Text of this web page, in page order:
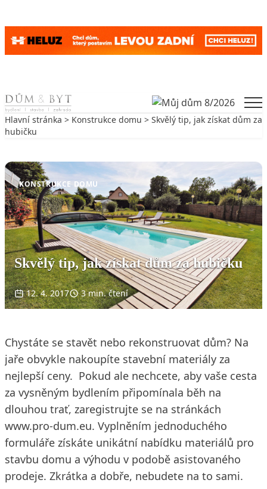
Skip to content
Hlavní stránka > Konstrukce domu > Skvělý tip, jak získat dům za
hubičku
KONSTRUKCE DOMU
Skvělý tip, jak získat dům za hubičku
12. 4. 2017 3 min. čtení
Chystáte se stavět nebo rekonstruovat dům? Na
jaře obvykle nakoupíte stavební materiály za
nejlepší ceny. Pokud ale nechcete, aby vaše cesta
za vysněným bydlením připomínala běh na
dlouhou trať, zaregistrujte se na stránkách
www.pro-dum.eu. Vyplněním jednoduchého
formuláře získáte unikátní nabídku materiálů pro
stavbu domu a výhodu v podobě asistovaného
prodeje. Zkrátka a dobře, nebudete na to sami.